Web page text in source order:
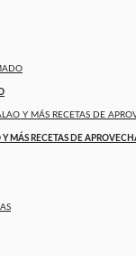
MÁS RECETAS DE